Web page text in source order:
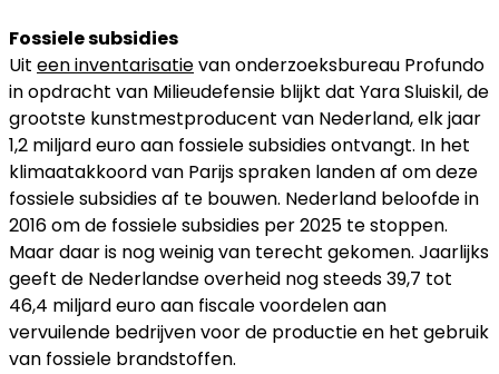
Fossiele subsidies
Uit een inventarisatievan onderzoeksbureau Profundo
in opdracht van Milieudefensie blijkt dat Yara Sluiskil, de
grootste kunstmestproducent van Nederland, elk jaar
1,2 miljard euro aan fossiele subsidies ontvangt. In het
klimaatakkoord van Parijs spraken landen af om deze
fossiele subsidies af te bouwen. Nederland beloofde in
2016 om de fossiele subsidies per 2025 te stoppen.
Maar daar is nog weinig van terecht gekomen. Jaarlijks
geeft de Nederlandse overheid nog steeds 39,7 tot
46,4 miljard euro aan fiscale voordelen aan
vervuilende bedrijven voor de productie en het gebruik
van fossiele brandstoffen.